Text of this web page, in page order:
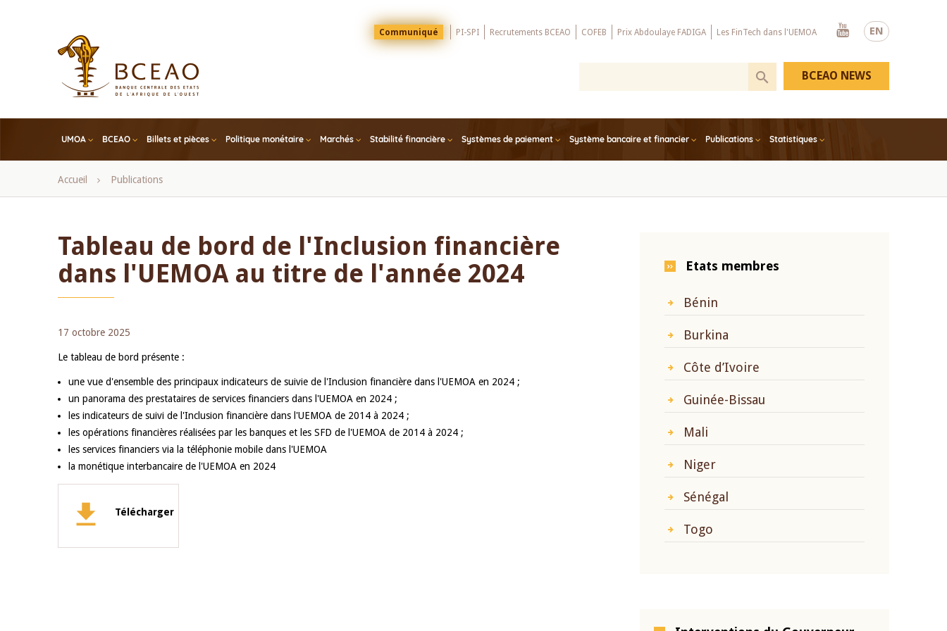
EN
Menu
Top
Communiqué PI-SPI Recrutements BCEAO COFEB Prix Abdoulaye FADIGA Les FinTech dans l'UEMOA
Youtube
UMOA BCEAO Billets et pièces Politique monétaire Marchés Stabilité financière Systèmes de paiement Système bancaire et financier Publications Statistiques
BCEAO NEWS
Fil
Accueil Publications
Tableau de bord de l'Inclusion financière
dans l'UEMOA au titre de l'année 2024
17 octobre 2025
Le tableau de bord présente :
une vue d'ensemble des principaux indicateurs de suivie de l'Inclusion financière dans l'UEMOA en 2024 ;
un panorama des prestataires de services financiers dans l'UEMOA en 2024 ;
les indicateurs de suivi de l'Inclusion financière dans l'UEMOA de 2014 à 2024 ;
les opérations financières réalisées par les banques et les SFD de l'UEMOA de 2014 à 2024 ;
les services financiers via la téléphonie mobile dans l'UEMOA
la monétique interbancaire de l'UEMOA en 2024
Télécharger
Etats membres
Bénin
Burkina
Côte d’Ivoire
Guinée-Bissau
Mali
Niger
Sénégal
Togo